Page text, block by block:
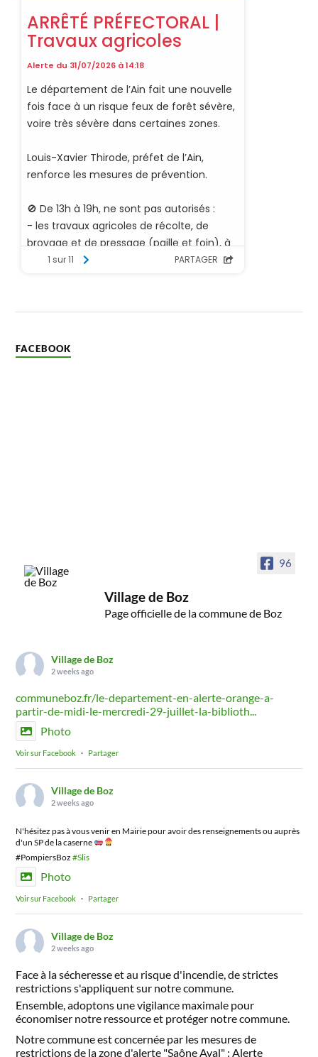
FACEBOOK
96
Village de Boz
Page officielle de la commune de Boz
Village de Boz
2 weeks ago
communeboz.fr/le-departement-en-alerte-orange-a-
partir-de-midi-le-mercredi-29-juillet-la-biblioth...
Photo
Voir sur Facebook · Partager
Village de Boz
2 weeks ago
N'hésitez pas à vous venir en Mairie pour avoir des renseignements ou auprès
d'un SP de la caserne
#PompiersBoz#Slis
Photo
Voir sur Facebook · Partager
Village de Boz
2 weeks ago
Face à la sécheresse et au risque d'incendie, de strictes
restrictions s'appliquent sur notre commune.
Ensemble, adoptons une vigilance maximale pour
économiser notre ressource et protéger notre commune.
Notre commune est concernée par les mesures de
restrictions de la zone d'alerte "Saône Aval" : Alerte